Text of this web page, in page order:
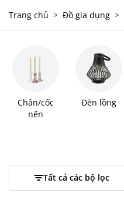
Trang chủ > Đồ gia dụng >
Chân/cốc
nến
Đèn lồng
Tất cả các bộ lọc